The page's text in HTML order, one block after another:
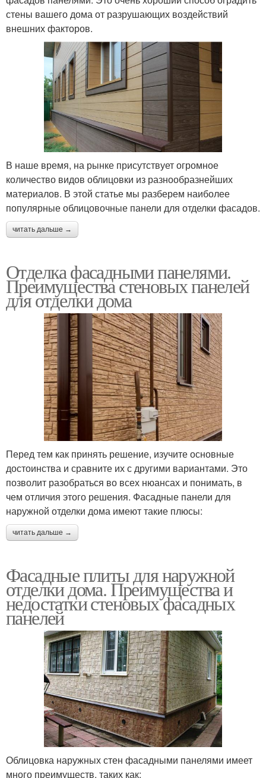
стены вашего дома от разрушающих воздействий
внешних факторов.
В наше время, на рынке присутствует огромное
количество видов облицовки из разнообразнейших
материалов. В этой статье мы разберем наиболее
популярные облицовочные панели для отделки фасадов.
читать дальше →
Отделка фасадными панелями.
Преимущества стеновых панелей
для отделки дома
Перед тем как принять решение, изучите основные
достоинства и сравните их с другими вариантами. Это
позволит разобраться во всех нюансах и понимать, в
чем отличия этого решения. Фасадные панели для
наружной отделки дома имеют такие плюсы:
читать дальше →
Фасадные плиты для наружной
отделки дома. Преимущества и
недостатки стеновых фасадных
панелей
Облицовка наружных стен фасадными панелями имеет
много преимуществ, таких как: